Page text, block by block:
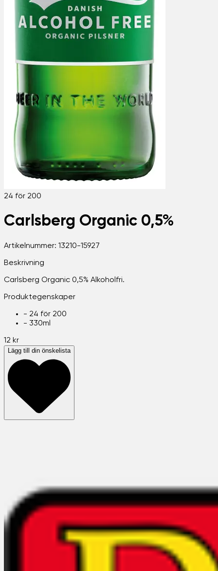
24 för 200
Carlsberg Organic 0,5%
Artikelnummer: 13210-15927
Beskrivning
Carlsberg Organic 0,5% Alkoholfri.
Produktegenskaper
- 24 för 200
- 330ml
12 kr
Lägg till din önskelista